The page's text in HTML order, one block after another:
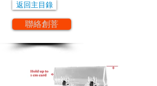
返回主目錄
聯絡創菩